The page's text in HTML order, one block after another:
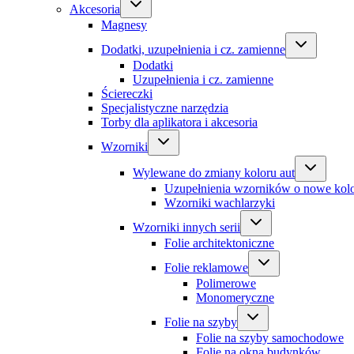
Akcesoria
Magnesy
Dodatki, uzupełnienia i cz. zamienne
Dodatki
Uzupełnienia i cz. zamienne
Ściereczki
Specjalistyczne narzędzia
Torby dla aplikatora i akcesoria
Wzorniki
Wylewane do zmiany koloru aut
Uzupełnienia wzorników o nowe
Wzorniki wachlarzyki
Wzorniki innych serii
Folie architektoniczne
Folie reklamowe
Polimerowe
Monomeryczne
Folie na szyby
Folie na szyby samochodowe